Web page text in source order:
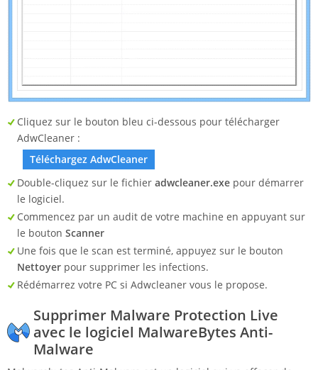
Cliquez sur le bouton bleu ci-dessous pour télécharger
AdwCleaner :
Téléchargez AdwCleaner
Double-cliquez sur le fichier adwcleaner.exe pour démarrer
le logiciel.
Commencez par un audit de votre machine en appuyant sur
le bouton Scanner
Une fois que le scan est terminé, appuyez sur le bouton
Nettoyer pour supprimer les infections.
Rédémarrez votre PC si Adwcleaner vous le propose.
Supprimer Malware Protection Live
avec le logiciel MalwareBytes Anti-
Malware